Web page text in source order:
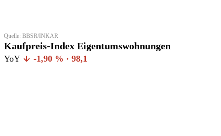
Quelle: BBSR/INKAR
Kaufpreis-Index Eigentumswohnungen
YoY -1,90 % · 98,1